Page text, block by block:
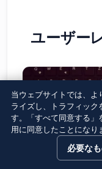
View
ユーザー
当ウェブサイトでは、
ライズし、トラフィック
す。「すべて同意する」
用に同意したことになり
必要な